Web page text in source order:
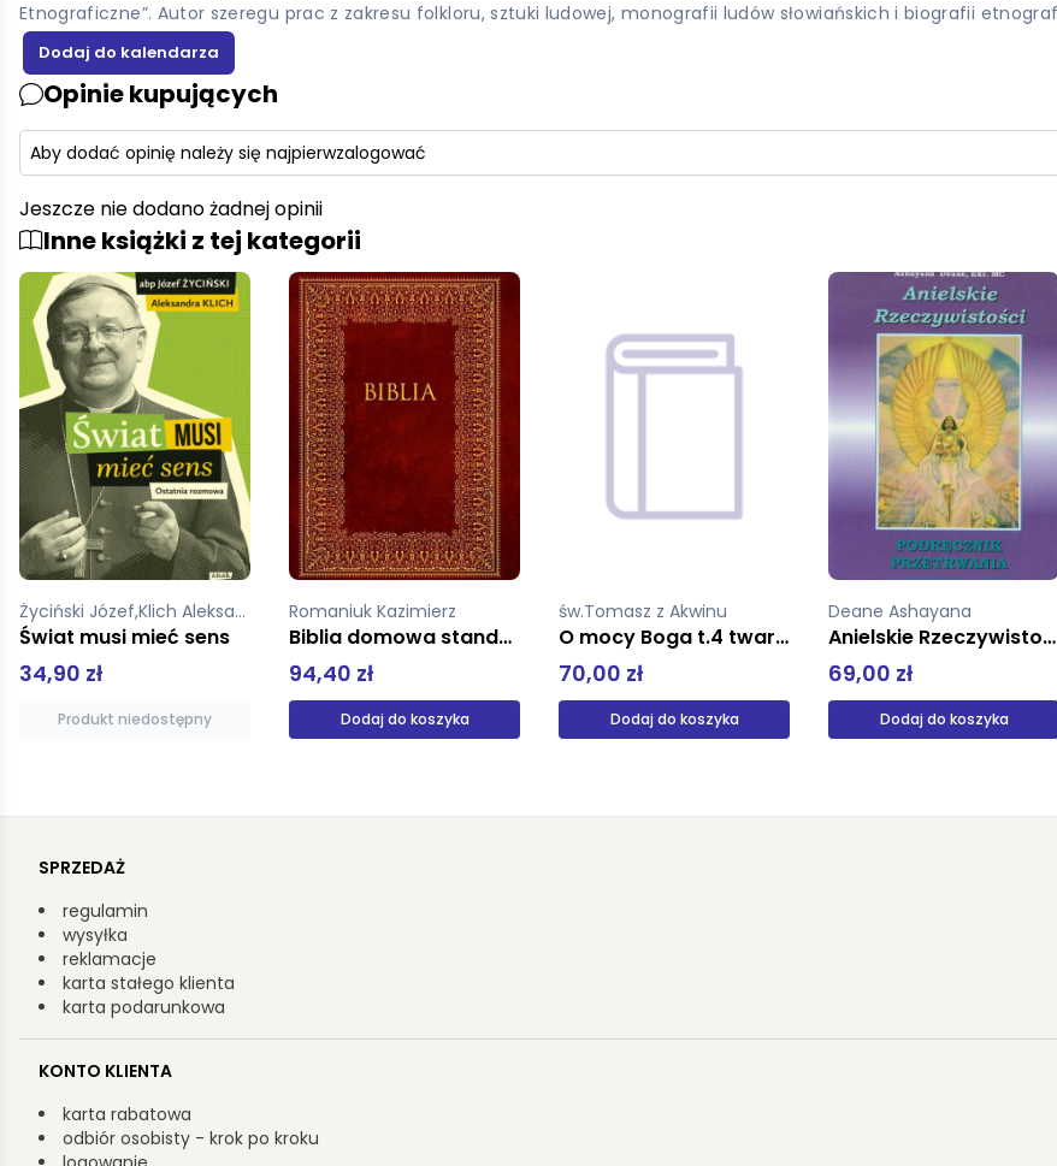
Etnograficzne”. Autor szeregu prac z zakresu folkloru, sztuki ludowej, monografii ludów słowiańskich i biografii
Opinie kupujących
Aby dodać opinię należy się najpierwzalogować
Jeszcze nie dodano żadnej opinii
Inne książki z tej kategorii
Życiński Józef,Klich Aleksandra
Świat musi mieć sens
34,90 zł
Produkt niedostępny
Romaniuk Kazimierz
Biblia domowa standard
94,40 zł
Dodaj do koszyka
św.Tomasz z Akwinu
O mocy Boga t.4 twarda derewiecki
70,00 zł
Dodaj do koszyka
Deane Ashayana
Anielskie Rzeczywistości Podręcznik przetrwania
69,00 zł
Dodaj do koszyka
SPRZEDAŻ
regulamin
wysyłka
reklamacje
karta stałego klienta
karta podarunkowa
KONTO KLIENTA
karta rabatowa
odbiór osobisty - krok po kroku